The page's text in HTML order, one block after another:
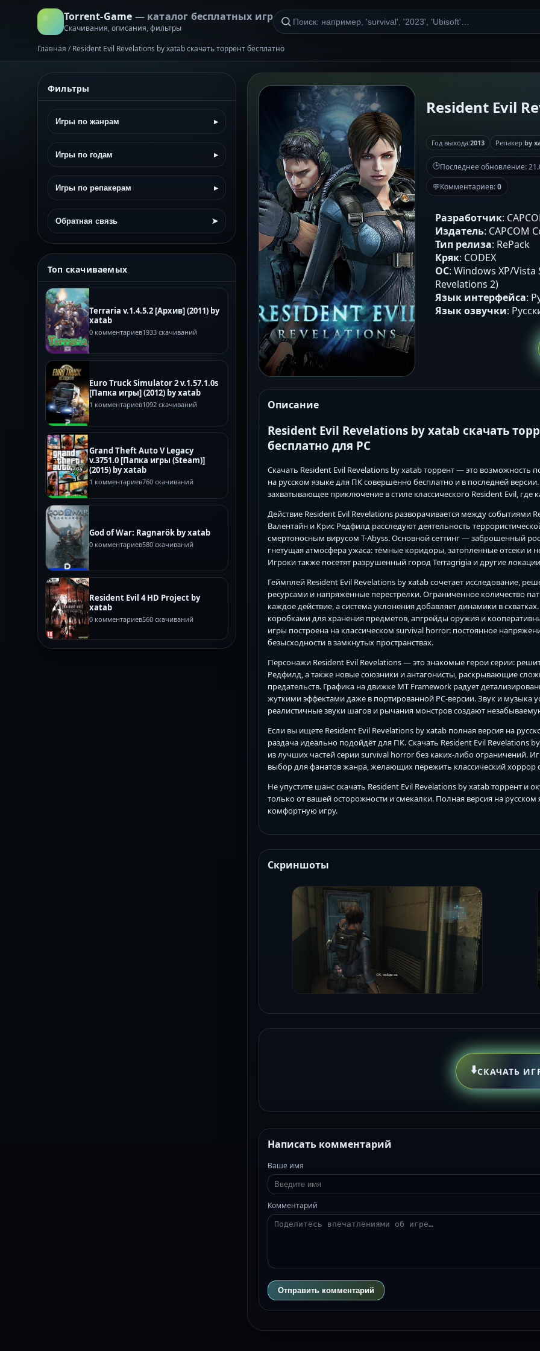
Torrent-Game — каталог бесплатных игр
Скачивания, описания, фильтры
Главная / Resident Evil Revelations by xatab скачать торрент бесплатно
Фильтры
Игры по жанрам ▸
Игры по годам ▸
Игры по репакерам ▸
Обратная связь ➤
Топ скачиваемых
Terraria v.1.4.5.2 [Архив] (2011) by
xatab
0 комментариев1933 скачиваний
Euro Truck Simulator 2 v.1.57.1.0s
[Папка игры] (2012) by xatab
1 комментариев1092 скачиваний
Grand Theft Auto V Legacy
v.3751.0 [Папка игры (Steam)]
(2015) by xatab
1 комментариев760 скачиваний
God of War: Ragnarök by xatab
0 комментариев580 скачиваний
Resident Evil 4 HD Project by
xatab
0 комментариев560 скачиваний
Resident Evil
Год выхода:2013 Репакер:by
🕒Последнее обновление:
💬Комментариев:0
Разработчик:
Издатель: CAPCOM
Тип релиза: RePack
Кряк: CODEX
ОС: Windows XP/
Revelations 2)
Язык интерфейса:
Язык озвучки:
Описание
Resident Evil Revelations by xatab скачать
бесплатно для PC
Скачать Resident Evil Revelations by xatab торрент — это возможность
на русском языке для ПК совершенно бесплатно и в последней
захватывающее приключение в стиле классического Resident Evil,
Действие Resident Evil Revelations разворачивается между событиями
Валентайн и Крис Редфилд расследуют деятельность
смертоносным вирусом T-Abyss. Основной сеттинг — заброшенный
гнетущая атмосфера ужаса: тёмные коридоры, затопленные отсеки
Игроки также посетят разрушенный город Terragrigia и другие
Геймплей Resident Evil Revelations by xatab сочетает исследование,
ресурсами и напряжённые перестрелки. Ограниченное количество
каждое действие, а система уклонения добавляет динамики в
коробками для хранения предметов, апгрейды оружия и
игры построена на классическом survival horror: постоянное
безысходности в замкнутых пространствах.
Персонажи Resident Evil Revelations — это знакомые герои серии:
Редфилд, а также новые союзники и антагонисты, раскрывающие
предательств. Графика на движке MT Framework радует
жуткими эффектами даже в портированной PC-версии. Звук и музыка
реалистичные звуки шагов и рычания монстров создают
Если вы ищете Resident Evil Revelations by xatab полная версия на
раздача идеально подойдёт для ПК. Скачать Resident Evil Revelations
из лучших частей серии survival horror без каких-либо ограничений.
выбор для фанатов жанра, желающих пережить классический
Не упустите шанс скачать Resident Evil Revelations by xatab торрент и
только от вашей осторожности и смекалки. Полная версия на
комфортную игру.
Скриншоты
⬇️СКАЧАТЬ
Написать комментарий
Ваше имя
Комментарий
Отправить комментарий